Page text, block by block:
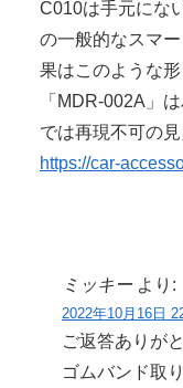
C010は手元にな
の一般的なスマ
果はこのような形
「MDR-002A」
では再現不可の見
https://car-
ミッキー より:
2022年10月16日
ご返答ありが
ゴムバンド取